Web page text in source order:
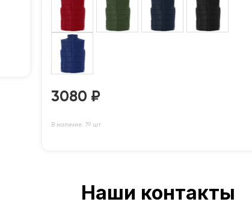
3080 ₽
В наличии: 79 шт
Наши контакты